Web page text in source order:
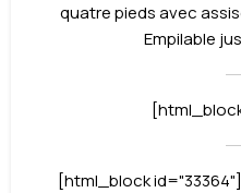
quatre pieds avec
Empilable
[html_block